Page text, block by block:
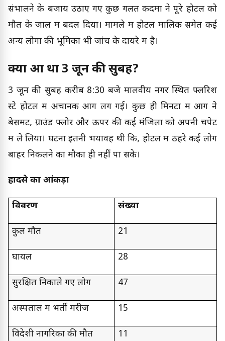
संभालने के बजाय उठाए गए कुछ गलत कदमों ने पूरे होटल को
मौत के जाल में बदल दिया। मामले में होटल मालिक समेत कई
अन्य लोगों की भूमिका भी जांच के दायरे में है।
क्या हुआ था 3 जून की सुबह?
3 जून की सुबह करीब 8:30 बजे मालवीय नगर स्थित फ्लरिश
स्टे होटल में अचानक आग लग गई। कुछ ही मिनटों में आग ने
बेसमेंट, ग्राउंड फ्लोर और ऊपर की कई मंजिलों को अपनी चपेट
में ले लिया। घटना इतनी भयावह थी कि, होटल में ठहरे कई लोग
बाहर निकलने का मौका ही नहीं पा सके।
हादसे का आंकड़ा
विवरण संख्या
कुल मौतें 21
घायल 28
सुरक्षित निकाले गए लोग 47
अस्पताल में भर्ती मरीज 15
विदेशी नागरिकों की मौत 11